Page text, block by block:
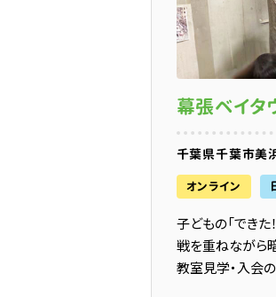
幕張ベイタ
千葉県千葉市美
オンライン
子どもの「でき
戦を重ねながら
教室見学・入会